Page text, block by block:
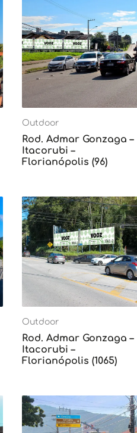
Outdoor
Rod. Admar Gonzaga –
Itacorubi –
Florianópolis (96)
Outdoor
Rod. Admar Gonzaga –
Itacorubi –
Florianópolis (1065)